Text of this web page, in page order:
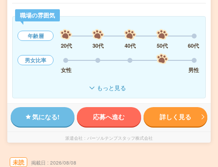
職場の雰囲気
年齢層
20代
30代 40代 50代
60代
男女比率
女性
男性
もっと見る
気になる! 応募へ進む 詳しく見る
派遣会社 パーソルテンプスタッフ株式会社
未読 掲載日 2026/08/08